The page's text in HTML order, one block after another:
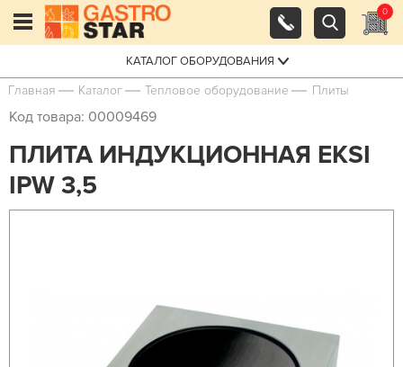
0
КАТАЛОГ ОБОРУДОВАНИЯ
Главная Каталог Тепловое оборудование Плиты
Код товара: 00009469
ПЛИТА ИНДУКЦИОННАЯ EKSI
IPW 3,5